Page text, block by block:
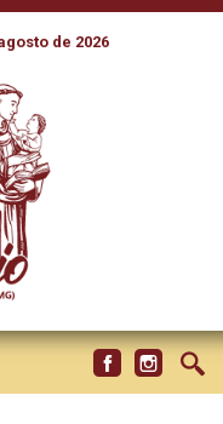
de 2026